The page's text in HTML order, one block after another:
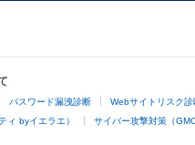
パスワード漏洩診断 Webサイトリスク診
ィ byイエラエ） サイバー攻撃対策（